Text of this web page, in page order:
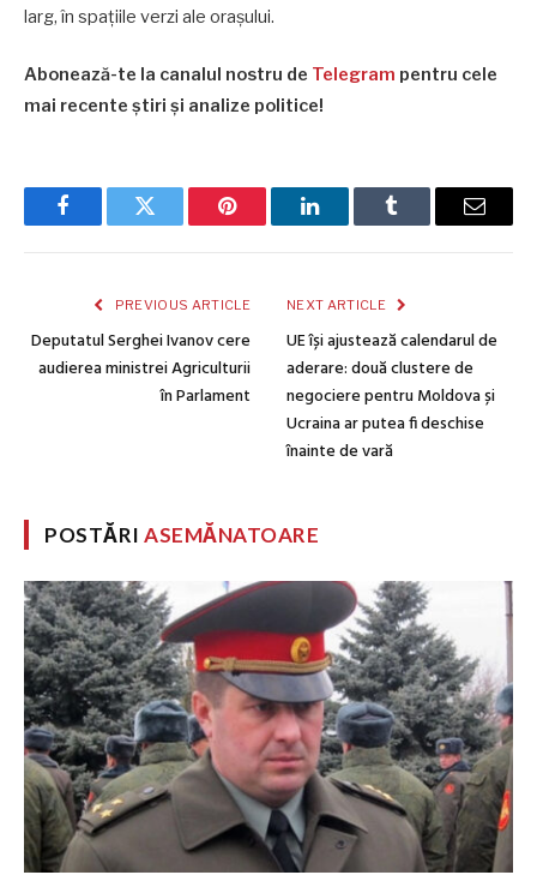
larg, în spațiile verzi ale orașului.
Abonează-te la canalul nostru de Telegram pentru cele
mai recente știri și analize politice!
FacebookTwitter Pinterest LinkedInTumblr Email
PREVIOUS ARTICLE
Deputatul Serghei Ivanov cere
audierea ministrei Agriculturii
în Parlament
NEXT ARTICLE
UE își ajustează calendarul de
aderare: două clustere de
negociere pentru Moldova și
Ucraina ar putea fi deschise
înainte de vară
POSTĂRIASEMĂNATOARE